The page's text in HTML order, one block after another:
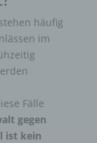
häufig
im
Fälle
gegen
ist kein